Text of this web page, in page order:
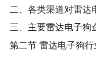
二、各类渠道对雷达
三、主要雷达电子狗
第二节 雷达电子狗